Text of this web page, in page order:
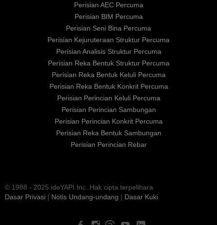
Perisian AEC Percuma
Perisian BIM Percuma
Perisian Seni Bina Percuma
Perisian Kejuruteraan Struktur Percuma
Perisian Analisis Struktur Percuma
Perisian Reka Bentuk Struktur Percuma
Perisian Reka Bentuk Keluli Percuma
Perisian Reka Bentuk Konkrit Percuma
Perisian Perincian Keluli Percuma
Perisian Perincian Sambungan
Perisian Perincian Konkrit Percuma
Perisian Reka Bentuk Sambungan
Perisian Perincian Rebar
© 1988 - 2025 ideYAPI Inc. Hak cipta terpelihara
Dasar Privasi | Notis Undang-undang | Dasar Kuki